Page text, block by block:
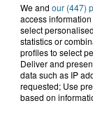
We and our (447)
access
select
statistics or
profiles to select
Deliver and
data such as IP
requested; Use
based on